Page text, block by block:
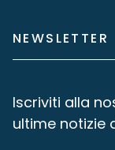
NEWSLETTER
Iscriviti alla
ultime notizie